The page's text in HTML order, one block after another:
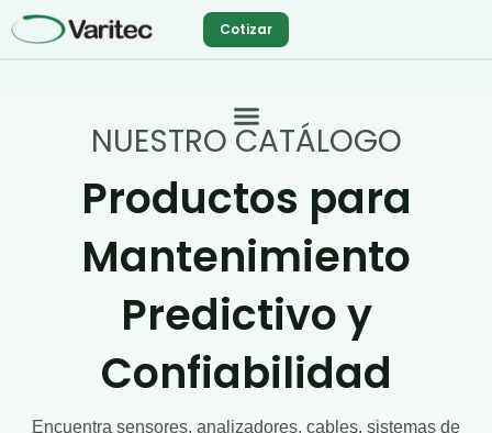
al
Cotizar
NUESTRO CATÁLOGO
Productos para
Mantenimiento
Predictivo y
Confiabilidad
Encuentra sensores, analizadores, cables, sistemas de